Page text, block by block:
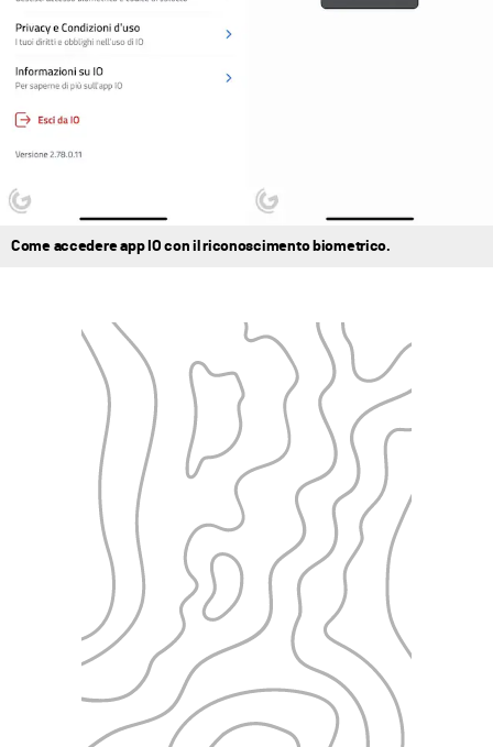
Come accedere app IO con il riconoscimento biometrico.